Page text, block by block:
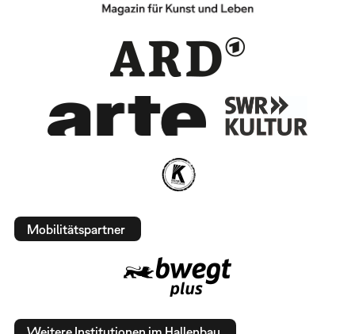
Mobilitätspartner